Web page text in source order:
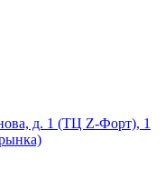
д. 1 (ТЦ Z-Форт), 1